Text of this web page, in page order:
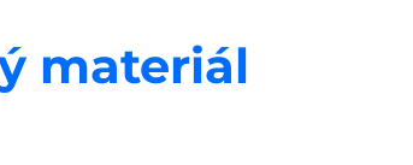
materiál